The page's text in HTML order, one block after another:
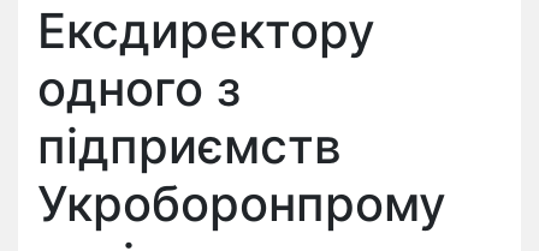
Ексдиректору
одного з
підприємств
Укроборонпрому